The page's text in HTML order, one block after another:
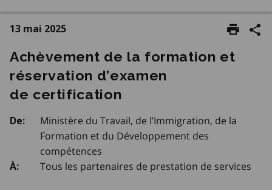
13 mai 2025
Achèvement de la formation et
réservation d’examen
de certification
De:
Ministère du Travail, de l’Immigration, de la
Formation et du Développement des
compétences
À: Tous les partenaires de prestation de services